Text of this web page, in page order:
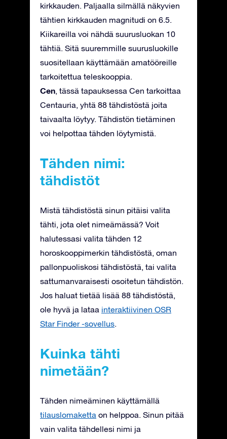
kirkkauden. Paljaalla silmällä näkyvien
tähtien kirkkauden magnitudi on 6.5.
Kiikareilla voi nähdä suurusluokan 10
tähtiä. Sitä suuremmille suurusluokille
suositellaan käyttämään amatööreille
tarkoitettua teleskooppia.
Cen, tässä tapauksessa Cen tarkoittaa
Centauria, yhtä 88 tähdistöstä joita
taivaalta löytyy. Tähdistön tietäminen
voi helpottaa tähden löytymistä.
Tähden nimi:
tähdistöt
Mistä tähdistöstä sinun pitäisi valita
tähti, jota olet nimeämässä? Voit
halutessasi valita tähden 12
horoskooppimerkin tähdistöstä, oman
pallonpuoliskosi tähdistöstä, tai valita
sattumanvaraisesti osoitetun tähdistön.
Jos haluat tietää lisää 88 tähdistöstä,
ole hyvä ja lataa interaktiivinen OSR
Star Finder -sovellus.
Kuinka tähti
nimetään?
Tähden nimeäminen käyttämällä
tilauslomaketta on helppoa. Sinun pitää
vain valita tähdellesi nimi ja